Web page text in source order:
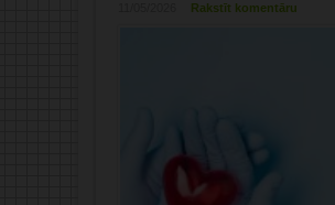
Rakstīt komentāru